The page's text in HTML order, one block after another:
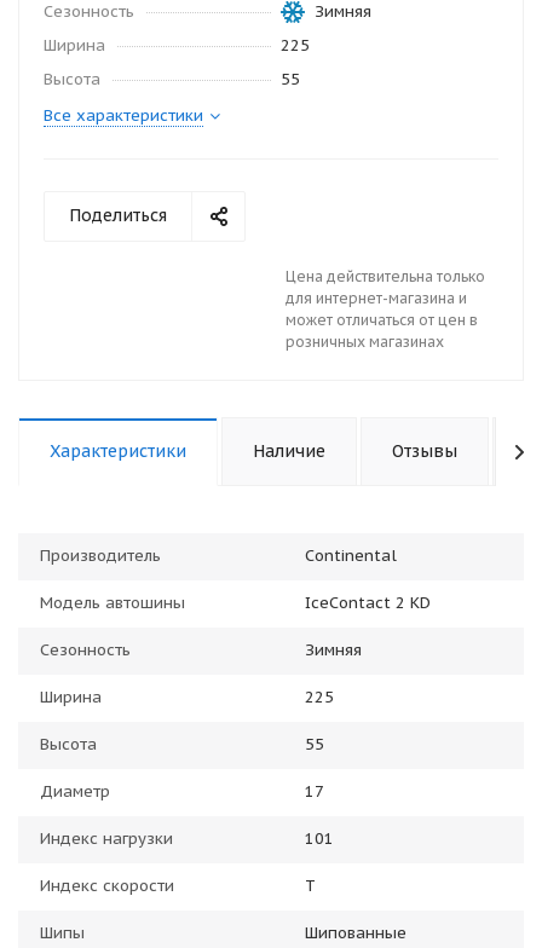
Сезонность
Зимняя
Ширина
225
Высота
55
Все характеристики
Поделиться
Цена действительна только
для интернет-магазина и
может отличаться от цен в
розничных магазинах
Характеристики Наличие Отзывы
Производитель Continental
Модель автошины IceContact 2 KD
Сезонность Зимняя
Ширина 225
Высота 55
Диаметр 17
Индекс нагрузки 101
Индекс скорости T
Шипы Шипованные